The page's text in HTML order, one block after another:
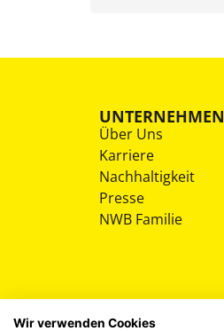
UNTERNEHMEN
Über Uns
Karriere
Nachhaltigkeit
Presse
NWB Familie
Wir verwenden Cookies